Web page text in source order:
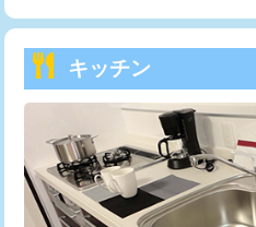
持込商品取付（普通便座⇔温水
給水管工事※（ホール加工)
給水管工事※（バンド止め)
給水管工事※（支持金具設置)
給水管工事※（保温材使用（バ
トーラー機使用/3mまで
追加トーラー機使用/3m超え
カメラ調査
桝清掃
キッチン